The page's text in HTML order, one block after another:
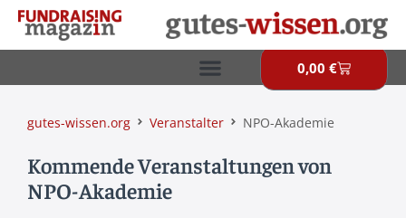
Zum
Inhalt
springen
0,00 €
gutes-wissen.org Veranstalter NPO-Akademie
Kommende Veranstaltungen von
NPO-Akademie